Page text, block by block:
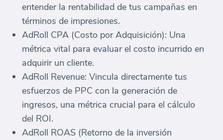
entender la rentabilidad de tus campañas en
términos de impresiones.
AdRoll CPA (Costo por Adquisición): Una
métrica vital para evaluar el costo incurrido en
adquirir un cliente.
AdRoll Revenue: Vincula directamente tus
esfuerzos de PPC con la generación de
ingresos, una métrica crucial para el cálculo
del ROI.
AdRoll ROAS (Retorno de la inversión